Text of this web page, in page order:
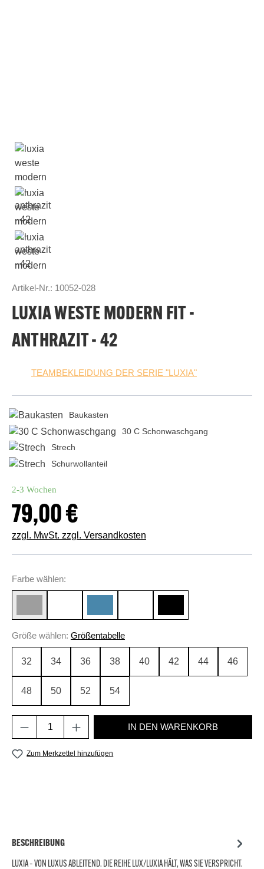
Artikel-Nr.: 10052-028
LUXIA WESTE MODERN FIT -
ANTHRAZIT - 42
TEAMBEKLEIDUNG DER SERIE "LUXIA"
Baukasten
30 C Schonwaschgang
Strech
Schurwollanteil
2-3 Wochen
Regulärer Preis:
79,00 €
zzgl. MwSt. zzgl. Versandkosten
Farbeauswählen
wählen:
Größeauswählen
wählen: Größentabelle
32 34 36 38 40 42 44 46
48 50 52 54
Produkt Anzahl: Gib den gewünschten
IN DEN WARENKORB
Zum Merkzettel hinzufügen
BESCHREIBUNG
LUXIA – VON LUXUS ABLEITEND. DIE REIHE LUX/LUXIA HÄLT, WAS SIE VERSPRICHT.